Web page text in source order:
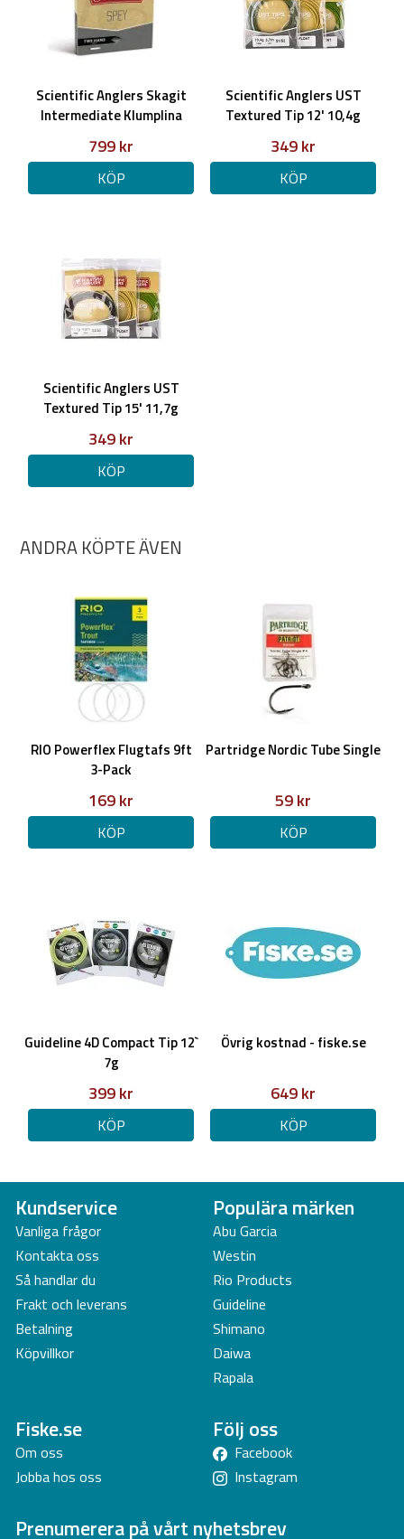
Scientific Anglers Skagit
Intermediate Klumplina
799 kr
KÖP
Scientific Anglers UST
Textured Tip 12' 10,4g
349 kr
KÖP
Scientific Anglers UST
Textured Tip 15' 11,7g
349 kr
KÖP
ANDRA KÖPTE ÄVEN
RIO Powerflex Flugtafs 9ft
3-Pack
169 kr
KÖP
Partridge Nordic Tube Single
59 kr
KÖP
Guideline 4D Compact Tip 12`
7g
399 kr
KÖP
Övrig kostnad - fiske.se
649 kr
KÖP
Kundservice
Vanliga frågor
Kontakta oss
Så handlar du
Frakt och leverans
Betalning
Köpvillkor
Populära märken
Abu Garcia
Westin
Rio Products
Guideline
Shimano
Daiwa
Rapala
Fiske.se
Om oss
Jobba hos oss
Följ oss
Facebook
Instagram
Prenumerera på vårt nyhetsbrev